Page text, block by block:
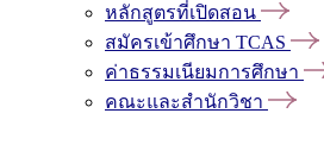
หลักสูตรที่เปิดสอน
สมัครเข้าศึกษา TCAS
ค่าธรรมเนียมการศึกษา
คณะและสำนักวิชา